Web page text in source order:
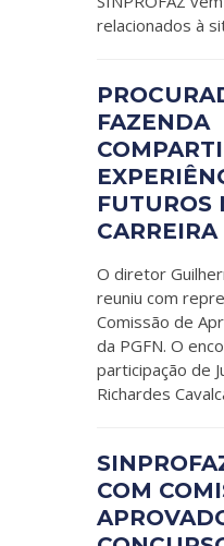
relacionados à
FAZENDA
FUTUROS
CARREIRA
O diretor
reuniu com
Comissão de
da PGFN. O
participação de
Richardes
COM